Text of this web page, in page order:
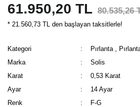
61.950,20 TL 80.535,26
* 21.560,73 TL den başlayan taksitlerle!
Kategori Pırlanta
Marka
Solis
Karat
0,53 Karat
Ayar
14 Ayar
Renk
F-G